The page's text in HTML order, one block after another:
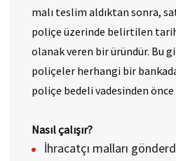
malı teslim aldıktan sonra,
poliçe üzerinde belirtilen
olanak veren bir üründür. Bu
poliçeler herhangi bir
poliçe bedeli vadesinden
Nasıl çalışır?​
İhracatçı malları